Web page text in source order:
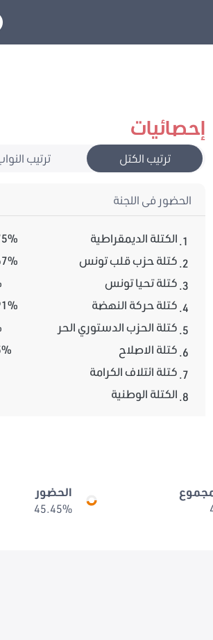
إحصائيات
ترتيب الكتل ترتيب
1. الكتلة الديمقراطية
2. كتلة حزب قلب تونس
3. كتلة تحيا تونس
4. كتلة حركة النهضة
5. كتلة الحزب الدستوري الحر
6. كتلة الاصلاح
7. كتلة ائتلاف الكرامة
8. الكتلة الوطنية
الحضور
45.45%